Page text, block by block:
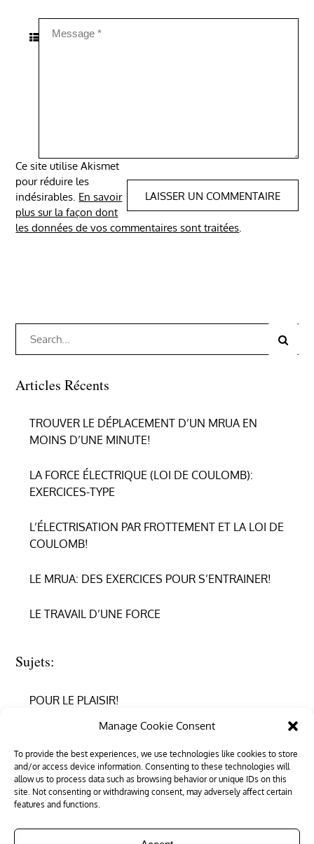
Manage Cookie Consent
To provide the best experiences, we use technologies like cookies to store
and/or access device information. Consenting to these technologies will
allow us to process data such as browsing behavior or unique IDs on this
site. Not consenting or withdrawing consent, may adversely affect certain
features and functions.
Ce site utilise Akismet
pour réduire les
indésirables. En savoir
plus sur la façon dont
les données de vos commentaires sont traitées.
for:
Search
Articles Récents
TROUVER LE DÉPLACEMENT D’UN MRUA EN
MOINS D’UNE MINUTE!
LA FORCE ÉLECTRIQUE (LOI DE COULOMB):
EXERCICES-TYPE
L’ÉLECTRISATION PAR FROTTEMENT ET LA LOI DE
COULOMB!
LE MRUA: DES EXERCICES POUR S’ENTRAINER!
LE TRAVAIL D’UNE FORCE
Sujets:
POUR LE PLAISIR!
REPRENDRE CONFIANCE
RÉUSSIR EN PHYSIQUE
RÉUSSIR SON ENTRÉE DANS LE SUPÉRIEUR